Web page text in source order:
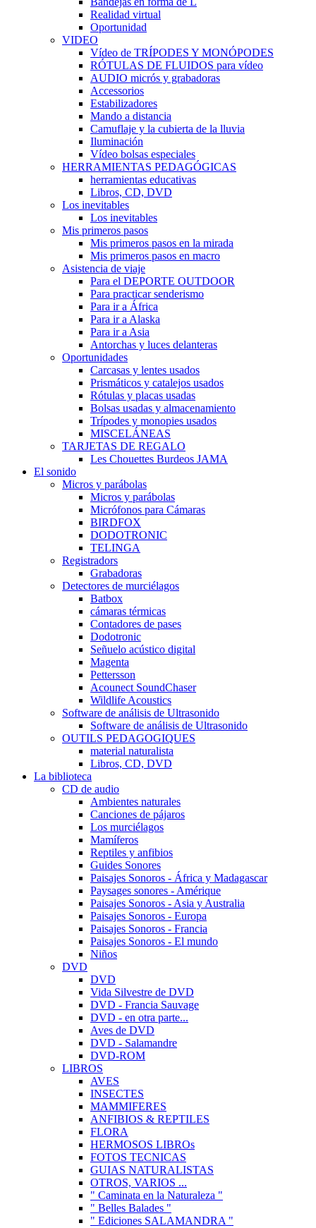
Realidad virtual
Oportunidad
VIDEO
Vídeo de TRÍPODES Y MONÓPODES
RÓTULAS DE FLUIDOS para vídeo
AUDIO micrós y grabadoras
Accessorios
Estabilizadores
Mando a distancia
Camuflaje y la cubierta de la lluvia
Iluminación
Vídeo bolsas especiales
HERRAMIENTAS PEDAGÓGICAS
herramientas educativas
Libros, CD, DVD
Los inevitables
Los inevitables
Mis primeros pasos
Mis primeros pasos en la mirada
Mis primeros pasos en macro
Asistencia de viaje
Para el DEPORTE OUTDOOR
Para practicar senderismo
Para ir a África
Para ir a Alaska
Para ir a Asia
Antorchas y luces delanteras
Oportunidades
Carcasas y lentes usados
Prismáticos y catalejos usados
Rótulas y placas usadas
Bolsas usadas y almacenamiento
Trípodes y monopies usados
MISCELÁNEAS
TARJETAS DE REGALO
Les Chouettes Burdeos JAMA
El sonido
Micros y parábolas
Micros y parábolas
Micrófonos para Cámaras
BIRDFOX
DODOTRONIC
TELINGA
Registradors
Grabadoras
Detectores de murciélagos
Batbox
cámaras térmicas
Contadores de pases
Dodotronic
Señuelo acústico digital
Magenta
Pettersson
Acounect SoundChaser
Wildlife Acoustics
Software de análisis de Ultrasonido
Software de análisis de Ultrasonido
OUTILS PEDAGOGIQUES
material naturalista
Libros, CD, DVD
La biblioteca
CD de audio
Ambientes naturales
Canciones de pájaros
Los murciélagos
Mamíferos
Reptiles y anfibios
Guides Sonores
Paisajes Sonoros - África y Madagascar
Paysages sonores - Amérique
Paisajes Sonoros - Asia y Australia
Paisajes Sonoros - Europa
Paisajes Sonoros - Francia
Paisajes Sonoros - El mundo
Niños
DVD
DVD
Vida Silvestre de DVD
DVD - Francia Sauvage
DVD - en otra parte...
Aves de DVD
DVD - Salamandre
DVD-ROM
LIBROS
AVES
INSECTES
MAMMIFERES
ANFIBIOS & REPTILES
FLORA
HERMOSOS LIBROs
FOTOS TECNICAS
GUIAS NATURALISTAS
OTROS, VARIOS ...
" Caminata en la Naturaleza "
" Belles Balades "
" Ediciones SALAMANDRA "